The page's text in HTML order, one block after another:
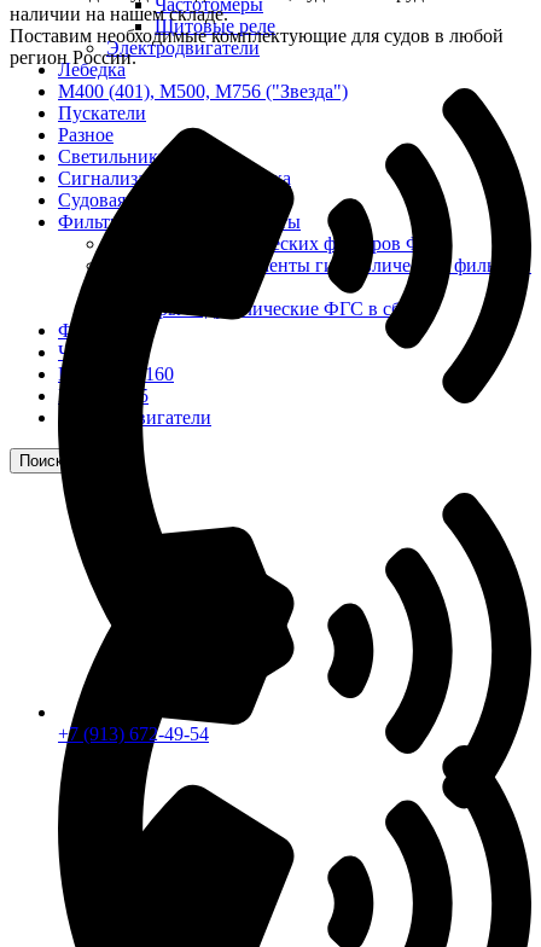
Частотомеры
Щитовые реле
Электродвигатели
Лебедка
М400 (401), М500, М756 ("Звезда")
Пускатели
Разное
Светильники судовые
Сигнализация и автоматика
Судовая запорная арматура
Фильтры и фильтроэлементы
Корпусы гидравлических фильтров ФГС
Фильтрующие элементы гидравлических фильтров
Фильтры гидравлические ФГС в сборе
Фонари
ЧН 25/34
Шкода 6S-160
Шкода-275
Электродвигатели
Поиск
наличии на нашем складе.
Поставим необходимые комплектующие для судов в любой
регион России.
+7 (913) 672-49-54